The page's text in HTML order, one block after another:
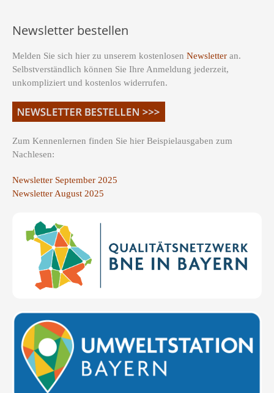
Newsletter bestellen
Melden Sie sich hier zu unserem kostenlosen Newsletter an.
Selbstverständlich können Sie Ihre Anmeldung jederzeit,
unkompliziert und kostenlos widerrufen.
Zum Kennenlernen finden Sie hier Beispielausgaben zum
Nachlesen:
Newsletter September 2025
Newsletter August 2025